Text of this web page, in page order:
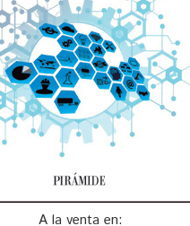
A la venta en: